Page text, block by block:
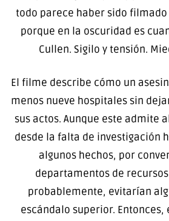
todo parece haber sido
porque en la oscuridad es
Cullen. Sigilo y tensión.
El filme describe cómo un
menos nueve hospitales sin
sus actos. Aunque este admite
desde la falta de investigación
algunos hechos, por
departamentos de recursos
probablemente, evitarían
escándalo superior.